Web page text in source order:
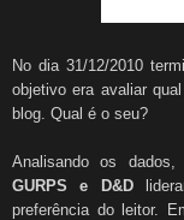
No dia 31/12/2010
objetivo era avaliar
blog. Qual é o seu?
Analisando os
GURPS e D&D
preferência do leitor.